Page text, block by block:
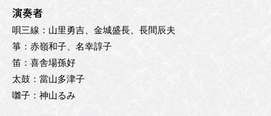
演奏者
唄三線：山里勇吉、金城盛長、長間辰夫
箏：赤嶺和子、名幸諄子
笛：喜舎場孫好
太鼓：當山多津子
囃子：神山るみ